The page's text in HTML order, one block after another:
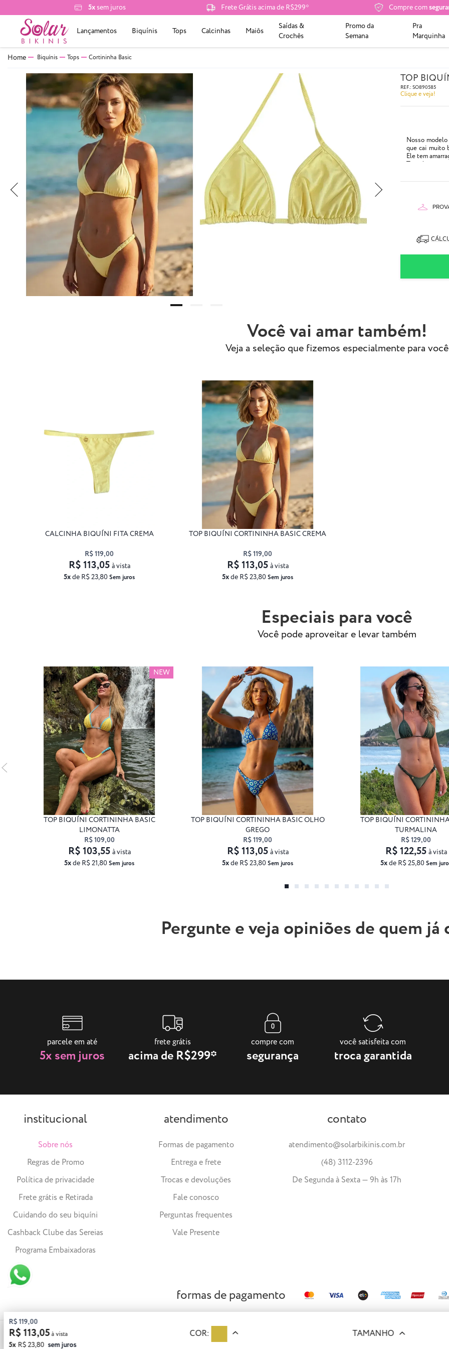
5xsem juros Frete Grátis acima de R$299* Compre com
Lançamentos Biquínis Tops Calcinhas Maiôs
Saídas &
Crochês
Promo da
Semana
Pra
Marquinha
Biquínis Tops Cortininha Basic
TOP
REF.: SO890585
Clique e veja!
Nosso
que cai muito
Ele tem
Tem abertura
Pingente
- Cor:
- Abetura para
10%
- Tecido
- Modelo usa
R$ 119,00
5x R$ 23,80 sem juros
R$ 113,05 COR: TAMANHO
Você vai amar também!
Veja a seleção que fizemos especialmente para você
CALCINHA BIQUÍNI FITA CREMA
R$ 119,00
5xde R$ 23,80 Sem juros
R$ 113,05 à vista
TOP BIQUÍNI CORTININHA BASIC CREMA
R$ 119,00
5xde R$ 23,80 Sem juros
R$ 113,05 à vista
Especiais para você
Você pode aproveitar e levar também
NEW
TOP BIQUÍNI CORTININHA BASIC
LIMONATTA
R$ 109,00
5xde R$ 21,80 Sem juros
R$ 103,55 à vista
TOP BIQUÍNI CORTININHA BASIC OLHO
GREGO
R$ 119,00
5xde R$ 23,80 Sem juros
R$ 113,05 à vista
TOP BIQUÍNI
TURMALINA
R$ 129,00
5xde R$ 25,80 Sem
R$ 122,55 à vista
Pergunte e veja opiniões de quem já
parcele em até
5x sem juros
frete grátis
acima de R$299*
compre com
segurança
você satisfeita com
troca garantida
institucional
Sobre nós
Regras de Promo
Política de privacidade
Frete grátis e Retirada
Cuidando do seu biquíni
Cashback Clube das Sereias
Programa Embaixadoras
atendimento
Formas de pagamento
Entrega e frete
Trocas e devoluções
Fale conosco
Perguntas frequentes
Vale Presente
contato
atendimento@solarbikinis.com.br
(48) 3112-2396
De Segunda à Sexta — 9h às 17h
formas de pagamento
© 2023 Solar Bikinis - CNPJ: 25.450.175/0001-21 | Todos os direitos reservados.
Agronômica - Florianópolis - SC